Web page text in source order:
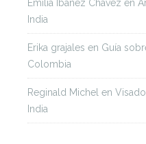
Emilia Ibáñez Chávez en
India
Erika grajales en Guía
Colombia
Reginald Michel en
India